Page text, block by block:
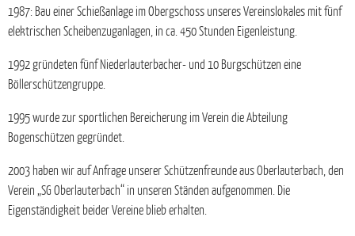
1987: Bau einer Schießanlage im Obergschoss unseres Vereinslokales mit fünf
elektrischen Scheibenzuganlagen, in ca. 450 Stunden Eigenleistung.
1992 gründeten fünf Niederlauterbacher- und 10 Burgschützen eine
Böllerschützengruppe.
1995 wurde zur sportlichen Bereicherung im Verein die Abteilung
Bogenschützen gegründet.
2003 haben wir auf Anfrage unserer Schützenfreunde aus Oberlauterbach, den
Verein „SG Oberlauterbach“ in unseren Ständen aufgenommen. Die
Eigenständigkeit beider Vereine blieb erhalten.